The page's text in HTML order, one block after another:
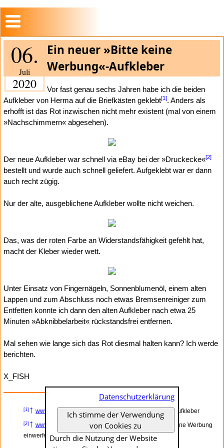
06.
Juli
2020
Ein neuer »Bitte keine
Werbung«-Aufkleber
Vor fast genau sechs Jahren habe ich die beiden
Aufkleber von Herma auf die Briefkästen geklebt[1]. Anders als
erhofft ist das Rot inzwischen nicht mehr existent (mal von einem
»Nachschimmern« abgesehen).
Der neue Aufkleber war schnell via eBay bei der »Druckecke«[2]
bestellt und wurde auch schnell geliefert. Aufgeklebt war er dann
auch recht zügig.
Nur der alte, ausgeblichene Aufkleber wollte nicht weichen.
Das, was der roten Farbe an Widerstandsfähigkeit gefehlt hat,
macht der Kleber wieder wett.
Unter Einsatz von Fingernägeln, Sonnenblumenöl, einem alten
Lappen und zum Abschluss noch etwas Bremsenreiniger zum
Entfetten konnte ich dann den alten Aufkleber nach etwa 25
Minuten »Abknibbelarbeit« rückstandsfrei entfernen.
Mal sehen wie lange sich das Rot diesmal halten kann? Ich werde
berichten.
X_FISH
[1] ↑ www.x-fish.org – »Bitte keine Reklame einwerfen«-Aufkleber
[2] ↑ www.ebay.de
– Briefkasten Aufkleber "Bitte keine Werbung
einwerfen!" Wasserfest UV-beständig
Datenschutzerklärung
Ich stimme der Verwendung
von Cookies zu
Durch die Nutzung der Website